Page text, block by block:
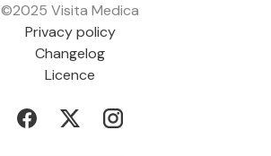
©2025 Visita Medica
Privacy policy
Changelog
Licence